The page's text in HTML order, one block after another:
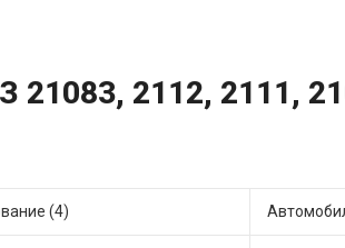
21083, 2112, 2111,
(4)